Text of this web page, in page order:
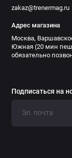
zakaz@trenermag.ru
Адрес магазина
Москва,
Южная (20 мин
обязательно
Подписаться на